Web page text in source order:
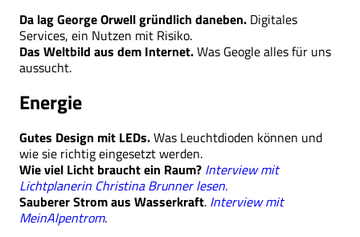
Da lag George Orwell gründlich daneben. Digitales
Services, ein Nutzen mit Risiko.
Das Weltbild aus dem Internet.Was Geogle alles für uns
aussucht.
Energie
Gutes Design mit LEDs.Was Leuchtdioden können und
wie sie richtig eingesetzt werden.
Wie viel Licht braucht ein Raum? Interview mit
Lichtplanerin Christina Brunner lesen.
Sauberer Strom aus Wasserkraft. Interview mit
MeinAlpentrom.